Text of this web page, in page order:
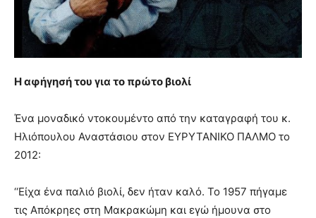
Η αφήγησή του για το πρώτο βιολί
Ένα μοναδικό ντοκουμέντο από την καταγραφή του κ.
Ηλιόπουλου Αναστάσιου στον ΕΥΡΥΤΑΝΙΚΟ ΠΑΛΜΟ το
2012:
‘‘Είχα ένα παλιό βιολί, δεν ήταν καλό. Το 1957 πήγαμε
τις Απόκρηες στη Μακρακώμη και εγώ ήμουνα στο